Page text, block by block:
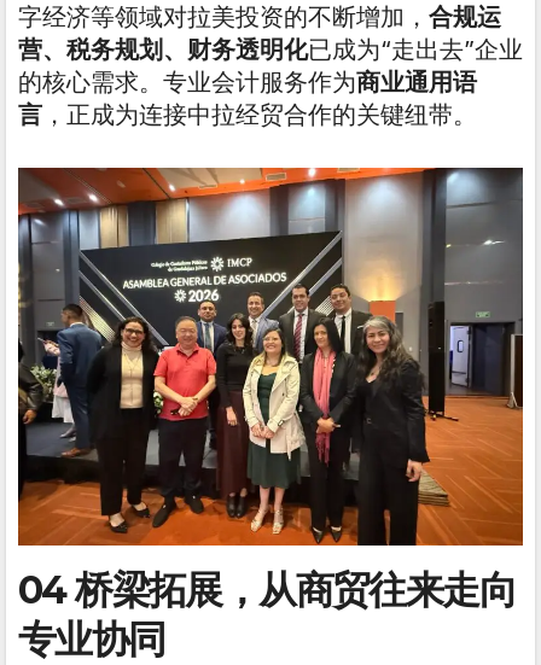
字经济等领域对拉美投资的不断增加， 合规运
营、税务规划、财务透明化已成为“走出去”企业
的核心需求。专业会计服务作为商业通用语
言 ，正成为连接中拉经贸合作的关键纽带。
04 桥梁拓展，从商贸往来走向
专业协同